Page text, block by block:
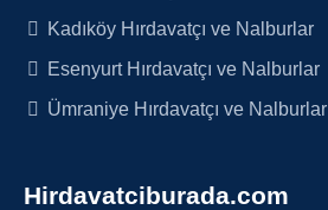
Kadıköy Hırdavatçı ve Nalburlar
Esenyurt Hırdavatçı ve Nalburlar
Ümraniye Hırdavatçı ve Nalburlar
Hirdavatciburada.com